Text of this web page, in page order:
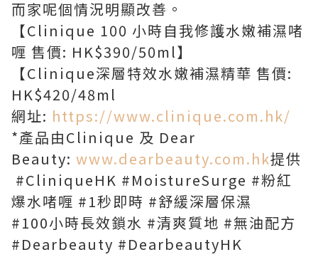
而家呢個情況明顯改善。
【Clinique 100 小時自我修護水嫩補濕啫
喱 售價: HK$390/50ml】
【Clinique深層特效水嫩補濕精華 售價:
HK$420/48ml
網址: https://www.clinique.com.hk/
*產品由Clinique 及 Dear
Beauty: www.dearbeauty.com.hk提供
#CliniqueHK #MoistureSurge #粉紅
爆水啫喱 #1秒即時 #舒緩深層保濕
#100小時長效鎖水 #清爽質地 #無油配方
#‎Dearbeauty #DearbeautyHK